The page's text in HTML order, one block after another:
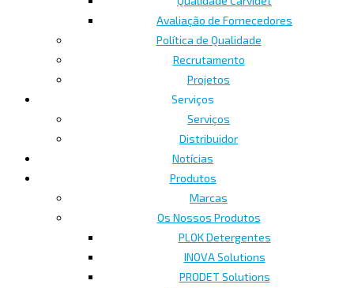
Avaliação de Fornecedores
Política de Qualidade
Recrutamento
Projetos
Serviços
Serviços
Distribuidor
Notícias
Produtos
Marcas
Os Nossos Produtos
PLOK Detergentes
INOVA Solutions
PRODET Solutions